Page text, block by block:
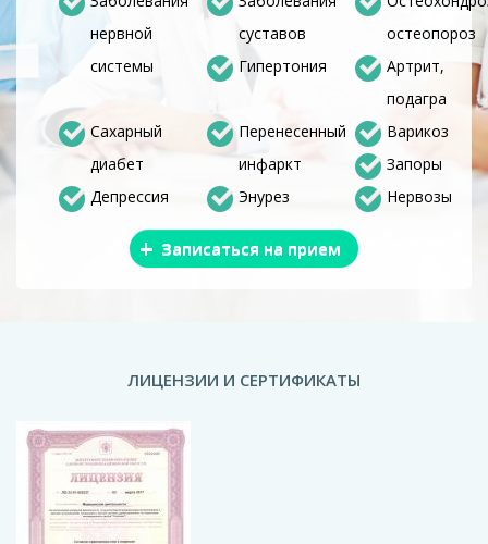
нервной
системы
суставов
остеопороз
Гипертония
Артрит,
подагра
Сахарный
диабет
Перенесенный
инфаркт
Варикоз
Запоры
Депрессия
Энурез Нервозы
+ Записаться на прием
ЛИЦЕНЗИИ И СЕРТИФИКАТЫ